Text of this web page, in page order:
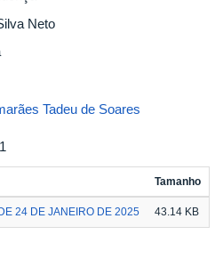
Neto
Tadeu de Soares
Tamanho
24 DE JANEIRO DE 2025 43.14 KB